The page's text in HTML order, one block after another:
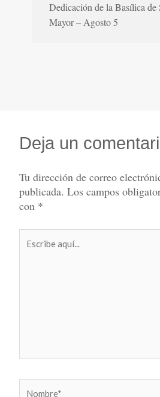
Dedicación de la Basílica de
Mayor – Agosto 5
Deja un
Tu dirección de correo
publicada. Los campos
con *
aquí...